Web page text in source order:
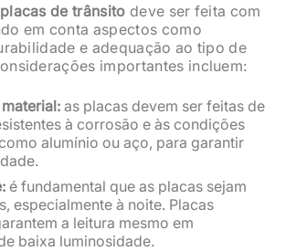
placas de trânsito deve ser feita com
em conta aspectos como
e adequação ao tipo de
importantes incluem:
as placas devem ser feitas de
à corrosão e às condições
alumínio ou aço, para garantir
é fundamental que as placas sejam
especialmente à noite. Placas
a leitura mesmo em
baixa luminosidade.